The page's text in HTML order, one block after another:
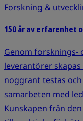
Forskning &
150 år av erfarenhet
Genom forsknings-
leverantörer
noggrant testas
samarbeten med
Kunskapen från